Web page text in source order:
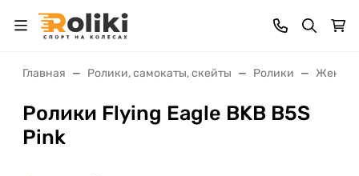
Главная Ролики, самокаты, скейты Ролики
Ролики Flying Eagle BKB B5S
Pink